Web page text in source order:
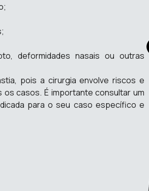
deformidades nasais ou outras
pois a cirurgia envolve riscos e
casos. É importante consultar um
para o seu caso específico e